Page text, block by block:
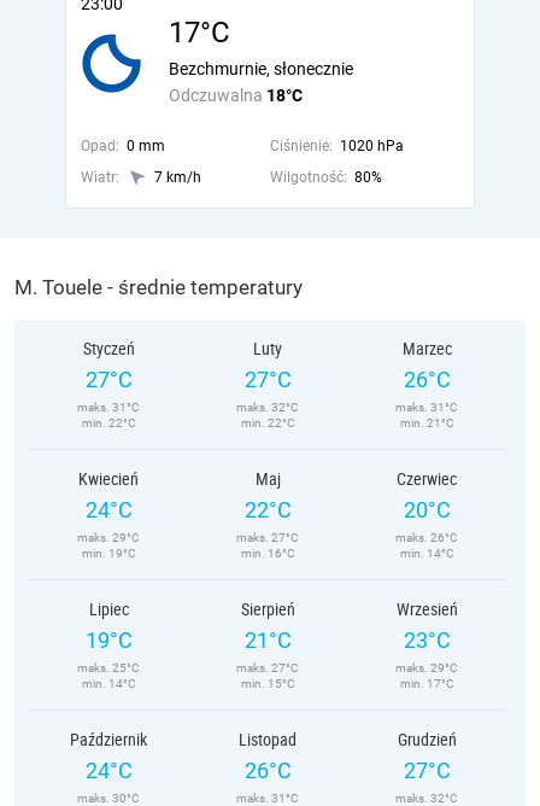
17°C
Odczuwalna 18°C
Bezchmurnie, słonecznie
Opad: 0 mm Ciśnienie: 1020 hPa
Wiatr:
7 km/h Wilgotność: 80%
M. Touele - średnie temperatury
Styczeń
27°C
maks. 31°C
min. 22°C
Luty
27°C
maks. 32°C
min. 22°C
Marzec
26°C
maks. 31°C
min. 21°C
Kwiecień
24°C
maks. 29°C
min. 19°C
Maj
22°C
maks. 27°C
min. 16°C
Czerwiec
20°C
maks. 26°C
min. 14°C
Lipiec
19°C
maks. 25°C
min. 14°C
Sierpień
21°C
maks. 27°C
min. 15°C
Wrzesień
23°C
maks. 29°C
min. 17°C
Październik
24°C
maks. 30°C
Listopad
26°C
maks. 31°C
Grudzień
27°C
maks. 32°C